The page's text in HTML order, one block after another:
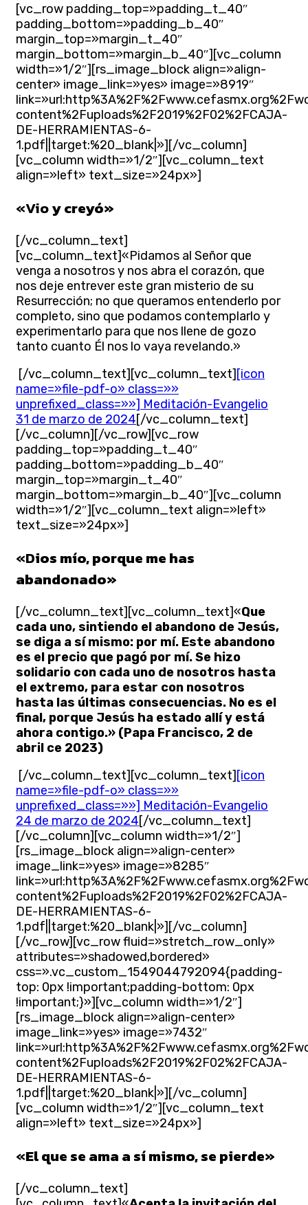
[vc_row padding_top=»padding_t_40″
padding_bottom=»padding_b_40″
margin_top=»margin_t_40″
margin_bottom=»margin_b_40″][vc_column
width=»1/2″][rs_image_block align=»align-
center» image_link=»yes» image=»8919″
content%2Fuploads%2F2019%2F02%2FCAJA-
DE-HERRAMIENTAS-6-
1.pdf||target:%20_blank|»][/vc_column]
[vc_column width=»1/2″][vc_column_text
align=»left» text_size=»24px»]
«Vioy creyó»
[/vc_column_text]
[vc_column_text]«Pidamos al Señor que
venga a nosotros y nos abra el corazón, que
nos deje entrever este gran misterio de su
Resurrección; no que queramos entenderlo por
completo, sino que podamos contemplarlo y
experimentarlo para que nos llene de gozo
tanto cuanto Él nos lo vaya revelando.»
[/vc_column_text][vc_column_text][icon
name=»file-pdf-o» class=»»
unprefixed_class=»»] Meditación-Evangelio
31 de marzo de 2024[/vc_column_text]
[/vc_column][/vc_row][vc_row
padding_top=»padding_t_40″
padding_bottom=»padding_b_40″
margin_top=»margin_t_40″
margin_bottom=»margin_b_40″][vc_column
width=»1/2″][vc_column_text align=»left»
text_size=»24px»]
«Dios mío, porque me has
abandonado»
[/vc_column_text][vc_column_text]«Que
cada uno, sintiendo el abandono de Jesús,
se diga a sí mismo: por mí. Este abandono
es el precio que pagó por mí. Se hizo
solidario con cada uno de nosotros hasta
el extremo, para estar con nosotros
hasta las últimas consecuencias. No es el
final, porque Jesús ha estado allí y está
ahora contigo.» (Papa Francisco, 2 de
abril ce 2023)
[/vc_column_text][vc_column_text][icon
name=»file-pdf-o» class=»»
unprefixed_class=»»] Meditación-Evangelio
24 de marzo de 2024[/vc_column_text]
[/vc_column][vc_column width=»1/2″]
[rs_image_block align=»align-center»
image_link=»yes» image=»8285″
content%2Fuploads%2F2019%2F02%2FCAJA-
DE-HERRAMIENTAS-6-
1.pdf||target:%20_blank|»][/vc_column]
[/vc_row][vc_row fluid=»stretch_row_only»
attributes=»shadowed,bordered»
css=».vc_custom_1549044792094{padding-
top: 0px !important;padding-bottom: 0px
!important;}»][vc_column width=»1/2″]
[rs_image_block align=»align-center»
image_link=»yes» image=»7432″
content%2Fuploads%2F2019%2F02%2FCAJA-
DE-HERRAMIENTAS-6-
1.pdf||target:%20_blank|»][/vc_column]
[vc_column width=»1/2″][vc_column_text
align=»left» text_size=»24px»]
«El que se ama a sí mismo, se pierde»
[/vc_column_text]